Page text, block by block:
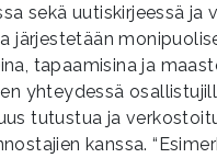
sekä uutiskirjeessä ja
järjestetään
tapaamisina ja
yhteydessä
tutustua ja
kanssa.